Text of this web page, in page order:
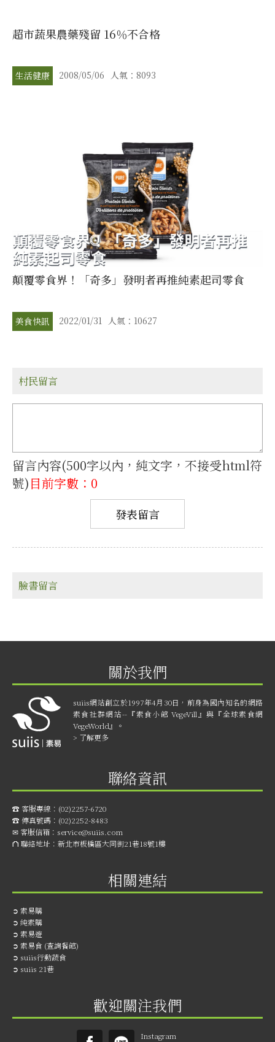
超市蔬果農藥殘留 16％不合格
生活健康 2008/05/06 人氣：8093
顛覆零食界！「奇多」發明者再推純素起司零食
美食快訊 2022/01/31 人氣：10627
村民留言
留言內容(500字以內，純文字，不接受html符
號)目前字數：0
臉書留言
關於我們
suiis網站創立於1997年4月30日，前身為國內知名的網路
素食社群網站--『素食小館 VegeVill』與『全球素食網
VegeWorld』。
> 了解更多
聯絡資訊
☎︎ 客服專線： (02)2257-6720
☎︎ 傳真號碼： (02)2252-8483
✉ 客服信箱： service@suiis.com
⛫ 聯絡地址： 新北市板橋區大同街21巷18號1樓
相關連結
➲ 素易購
➲ 純素購
➲ 素易遊
➲ 素易食 (查詢餐館)
➲ suiis行動蔬食
➲ suiis 21巷
歡迎關注我們
Instagram